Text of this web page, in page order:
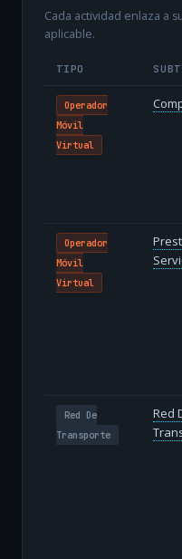
Cada actividad enlaza a
aplicable.
TIPO
Operador
Móvil
Virtual
Operador
Móvil
Virtual
Red De
Transporte
Red